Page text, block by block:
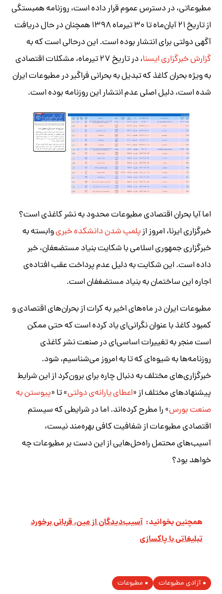
مطبوعاتی، در دسترس عموم قرار داده است، روزنامه همبستگی
از تاریخ ۲۱ آبان‌ماه تا ۳۰ تیرماه ۱۳۹۸ همچنان در حال دریافت
آگهی دولتی برای انتشار بوده است. این درحالی است که به
گزارش خبرگزاری ایسنا
، در تاریخ ۲۷ تیرماه، مشکلات اقتصادی
به ویژه بحران کاغذ که تبدیل به بحرانی فراگیر در مطبوعات ایران
شده است، دلیل اصلی عدم انتشار این روزنامه بوده است.
اما آیا بحران اقتصادی مطبوعات محدود به نشر کاغذی است؟
خبرگزاری ایرنا، امروز ازپلمپ شدن دانشکده‌ خبریوابسته به
خبرگزاری جمهوری اسلامی با شکایت بنیاد مستضعفان، خبر
داده است. این شکایت به دلیل عدم پرداخت عقب افتاده‌ی
اجاره‌ این ساختمان به بنیاد مستضغفان است.
مطبوعات ایران در ماه‌های اخیر به کرات از بحران‌های اقتصادی و
کمبود کاغذ با عنوان نگرانی‌ای یاد کرده است که حتی ممکن
است منجر به تغییرات اساسی‌ای در صنعت نشر کاغذی
روزنامه‌ها به شیوه‌ای که تا به امروز می‌شناسیم، شود.
خبرگزاری‌های مختلف به دنبال چاره‌ برای برون‌کرد از این شرایط
پیشنهادهای مختلف از «اعطای یارانه‌ی دولتی» تا «پیوستن به
صنعت بورس» را مطرح کرده‌اند. اما در شرایطی که سیستم
اقتصادی مطبوعات از شفافیت کافی بهره‌مند نیست،
آسیب‌های محتمل راه‌حل‌هایی از این دست بر مطبوعات چه
خواهد بود؟
همچنین بخوانید: آسیب‌دیدگان از مین، قربانی برخورد
تبلیغاتی با پاکسازی
آزادی مطبوعات مطبوعات